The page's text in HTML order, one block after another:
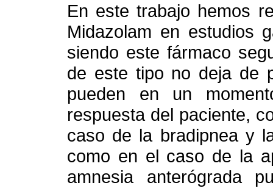
En este trabajo hemos
Midazolam en estudios
siendo este fármaco
de este tipo no deja de
pueden en un
respuesta del paciente,
caso de la bradipnea y
como en el caso de la
amnesia anterógrada